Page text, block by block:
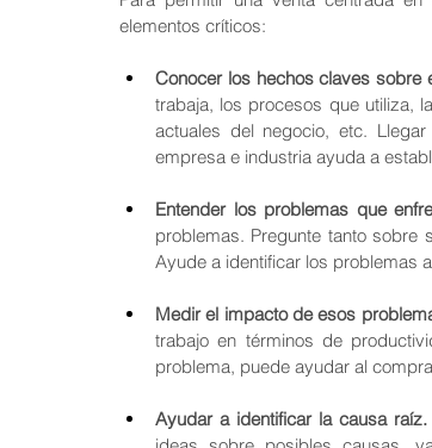
elementos críticos:
Conocer los hechos claves sobre
trabaja, los procesos que utiliza,
actuales del negocio, etc.
empresa e industria ayuda a
Entender los problemas que
problemas. Pregunte tanto
Ayude a identificar los problemas
Medir el impacto de esos
trabajo en términos de
problema, puede ayudar al
Ayudar a identificar la causa raíz.